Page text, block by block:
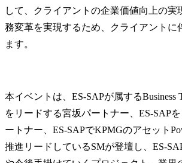
して、クライアントの企業価値向上の実
務変革を実現するため、クライアントに
ます。
本イベントは、ES-SAPが属するBusiness
をリードする宮坂パートナー、ES-SAP
ートナー、ES-SAPでKPMGのアセット
推進リードしているSMが登壇し、ES-